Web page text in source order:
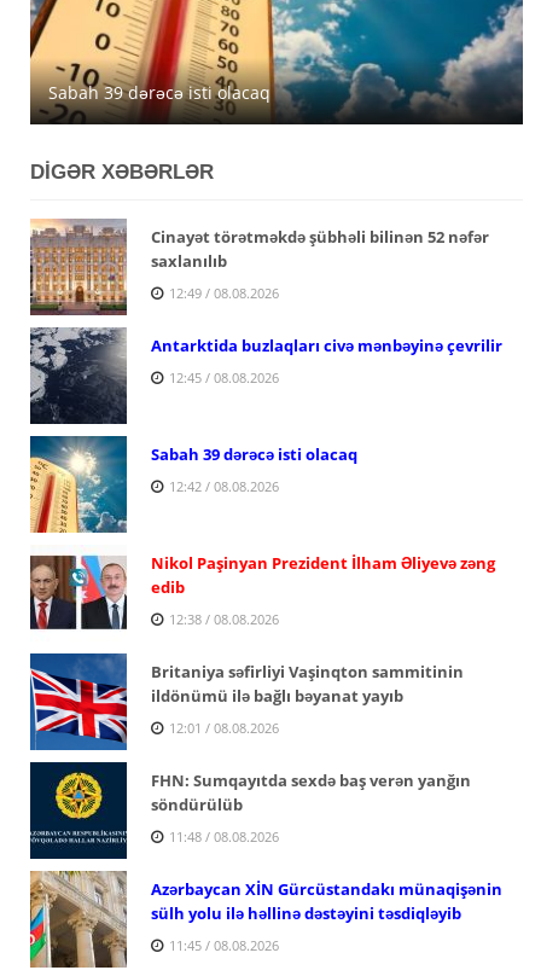
Sabah 39 dərəcə isti olacaq
Avqustun 6-da Azərbaycanda 39 dərəcəyədək isti
müşahidə olunacaq
Azərbaycanda avqustun 5-nə gözlənilən hava şəraiti
açıqlanıb
DİGƏR XƏBƏRLƏR
Cinayət törətməkdə şübhəli bilinən 52 nəfər
saxlanılıb
12:49 / 08.08.2026
Antarktida buzlaqları civə mənbəyinə çevrilir
12:45 / 08.08.2026
Sabah 39 dərəcə isti olacaq
12:42 / 08.08.2026
Nikol Paşinyan Prezident İlham Əliyevə zəng
edib
12:38 / 08.08.2026
Britaniya səfirliyi Vaşinqton sammitinin
ildönümü ilə bağlı bəyanat yayıb
12:01 / 08.08.2026
FHN: Sumqayıtda sexdə baş verən yanğın
söndürülüb
11:48 / 08.08.2026
Azərbaycan XİN Gürcüstandakı münaqişənin
sülh yolu ilə həllinə dəstəyini təsdiqləyib
11:45 / 08.08.2026